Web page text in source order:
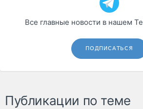
Все главные новости в нашем
ПОДПИСАТЬСЯ
Публикации по теме